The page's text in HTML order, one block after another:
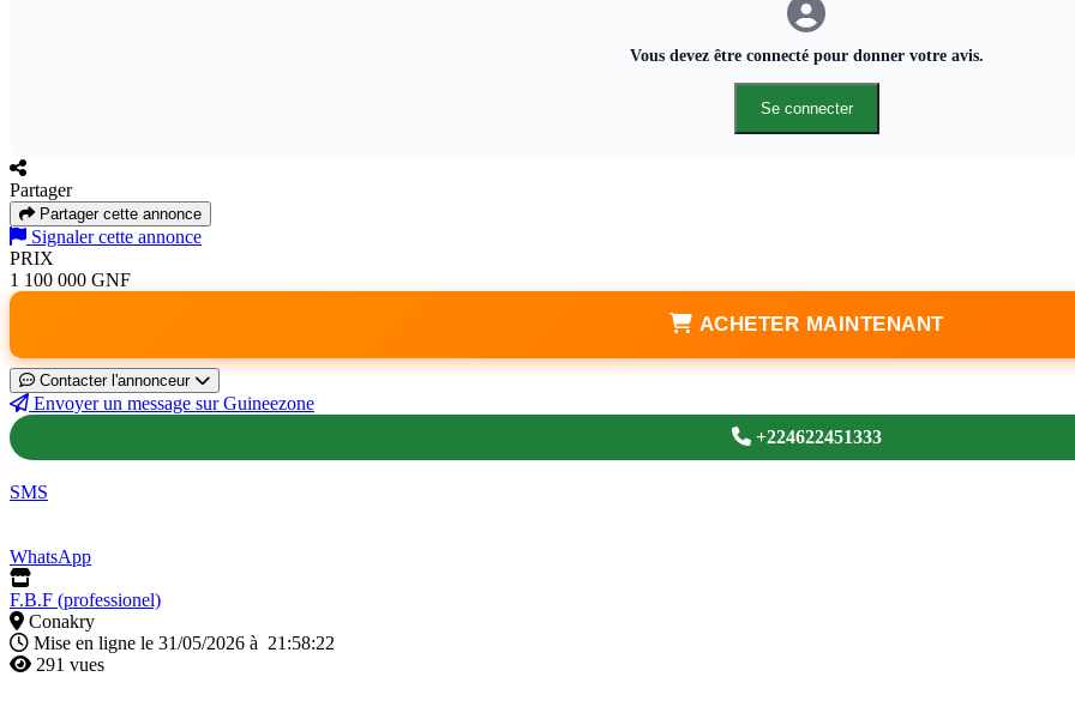
Vous devez être connecté pour donner votre avis.
Se connecter
Partager
Partager cette annonce
Signaler cette annonce
PRIX
1 100 000 GNF
ACHETER MAINTENANT
Contacter l'annonceur
Envoyer un message sur Guineezone
+224622451333
SMS
WhatsApp
F.B.F (professionel)
Conakry
Mise en ligne le 31/05/2026 à 21:58:22
291 vues